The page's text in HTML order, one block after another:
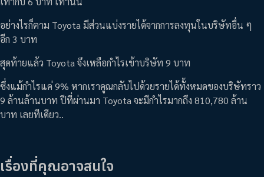
อย่างไรก็ตาม Toyota มีส่วนแบ่งรายได้จากการลงทุนในบริษัทอื่น ๆ
อีก 3 บาท
สุดท้ายแล้ว Toyota จึงเหลือกำไรเข้าบริษัท 9 บาท
ซึ่งแม้กำไรแค่ 9% หากเราคูณกลับไปด้วยรายได้ทั้งหมดของบริษัทราว
9 ล้านล้านบาท ปีที่ผ่านมา Toyota จะมีกำไรมากถึง 810,780 ล้าน
บาท เลยทีเดียว..
เรื่องที่คุณอาจสนใจ